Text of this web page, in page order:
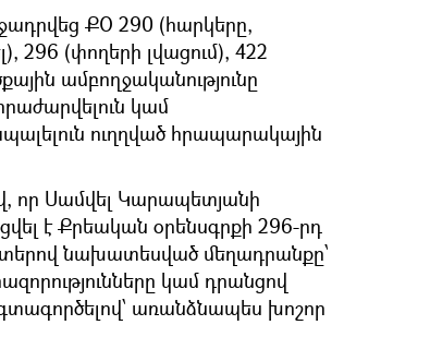
ՔՕ 290 (հարկերը,
296 (փողերի լվացում), 422
ամբողջականությունը
կամ
ուղղված հրապարակային
որ Սամվել Կարապետյանի
է Քրեական օրենսգրքի 296-րդ
նախատեսված մեղադրանքը՝
կամ դրանցով
առանձնապես խոշոր